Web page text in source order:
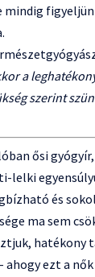
mindig
a
szerint
ősi
lelki
és
ma sem
hatékony
ahogy ezt a